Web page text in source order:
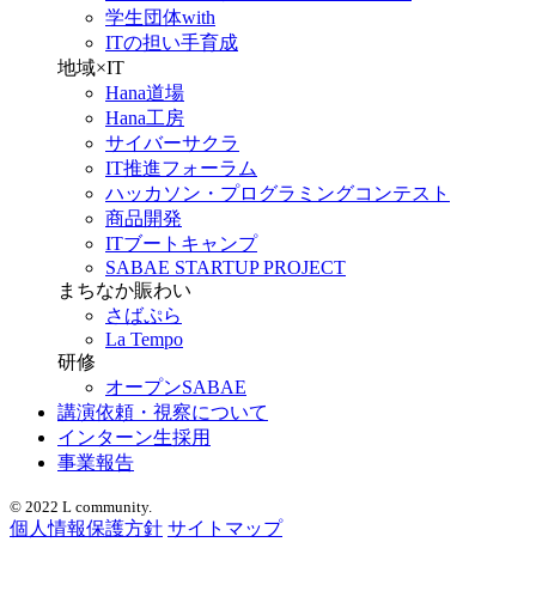
学生団体with
ITの担い手育成
地域×IT
Hana道場
Hana工房
サイバーサクラ
IT推進フォーラム
ハッカソン・プログラミングコンテスト
商品開発
ITブートキャンプ
SABAE STARTUP PROJECT
まちなか賑わい
さばぷら
La Tempo
研修
オープンSABAE
講演依頼・視察について
インターン生採用
事業報告
© 2022 L community.
個人情報保護方針 サイトマップ